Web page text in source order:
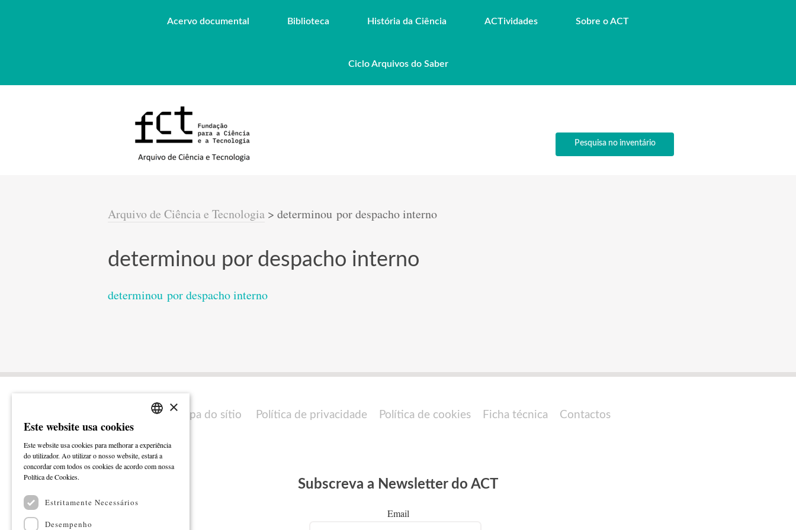
Acervo documental Biblioteca História da Ciência ACTividades Sobre o ACT
Ciclo Arquivos do Saber
Pesquisa no inventário
Arquivo de Ciência e Tecnologia > determinou por despacho interno
determinou por despacho interno
determinou por despacho interno
Mapa do sítio Política de privacidade Política de cookies Ficha técnica Contactos
Subscreva a Newsletter do ACT
Email
ENGLISH
×
Este website usa cookies
Este website usa cookies para melhorar a experiência
do utilizador. Ao utilizar o nosso website, estará a
concordar com todos os cookies de acordo com nossa
Política de Cookies.
Estritamente Necessários
Desempenho